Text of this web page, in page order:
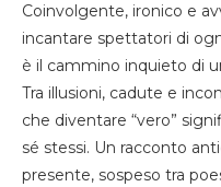
Coinvolgente, ironico e
incantare spettatori di
è il cammino inquieto di
Tra illusioni, cadute e
che diventare “vero”
sé stessi. Un racconto
presente, sospeso tra